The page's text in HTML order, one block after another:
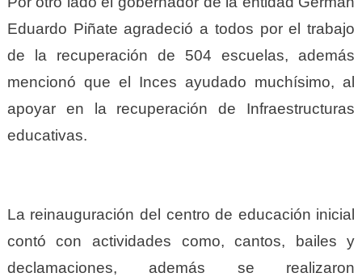
Eduardo Piñate agradeció a todos por el trabajo
de la recuperación de 504 escuelas, además
mencionó que el Inces ayudado muchísimo, al
apoyar en la recuperación de Infraestructuras
educativas.
La reinauguración del centro de educación inicial
contó con actividades como, cantos, bailes y
declamaciones, además se realizaron